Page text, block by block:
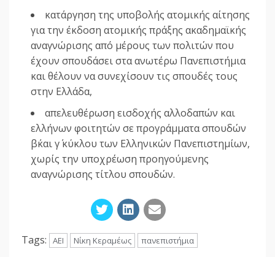
κατάργηση της υποβολής ατομικής αίτησης
για την έκδοση ατομικής πράξης ακαδημαϊκής
αναγνώρισης από μέρους των πολιτών που
έχουν σπουδάσει στα ανωτέρω Πανεπιστήμια
και θέλουν να συνεχίσουν τις σπουδές τους
στην Ελλάδα,
απελευθέρωση εισδοχής αλλοδαπών και
ελλήνων φοιτητών σε προγράμματα σπουδών
β΄και γ΄ κύκλου των Ελληνικών Πανεπιστημίων,
χωρίς την υποχρέωση προηγούμενης
αναγνώρισης τίτλου σπουδών.
Tags: ΑΕΙ Νίκη Κεραμέως πανεπιστήμια